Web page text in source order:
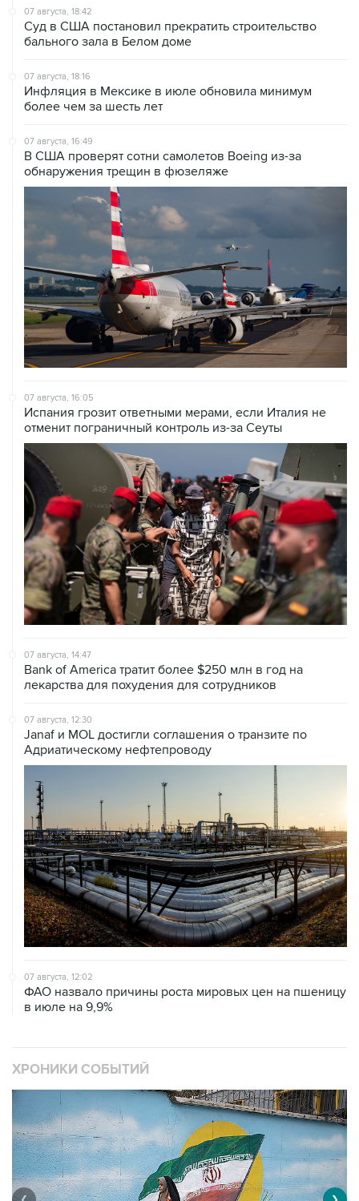
07 августа, 18:42
Суд в США постановил прекратить строительство
бального зала в Белом доме
07 августа, 18:16
Инфляция в Мексике в июле обновила минимум
более чем за шесть лет
07 августа, 16:49
В США проверят сотни самолетов Boeing из-за
обнаружения трещин в фюзеляже
07 августа, 16:05
Испания грозит ответными мерами, если Италия не
отменит пограничный контроль из-за Сеуты
07 августа, 14:47
Bank of America тратит более $250 млн в год на
лекарства для похудения для сотрудников
07 августа, 12:30
Janaf и MOL достигли соглашения о транзите по
Адриатическому нефтепроводу
07 августа, 12:02
ФАО назвало причины роста мировых цен на пшеницу
в июле на 9,9%
ХРОНИКИ СОБЫТИЙ